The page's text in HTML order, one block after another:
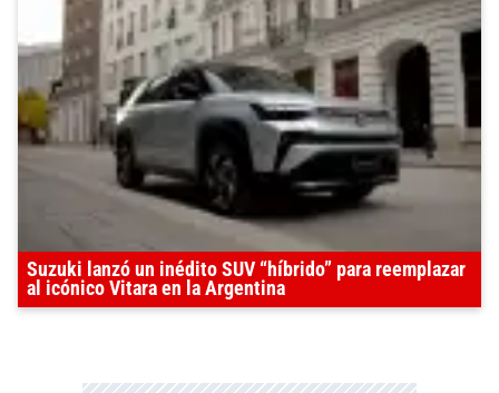
Suzuki lanzó un inédito SUV “híbrido” para reemplazar
al icónico Vitara en la Argentina